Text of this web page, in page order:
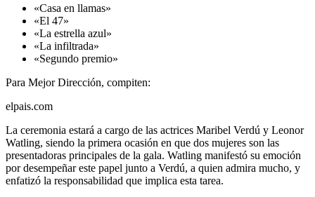
«Casa en llamas»
«El 47»
«La estrella azul»
«La infiltrada»
«Segundo premio»
Para Mejor Dirección, compiten:
elpais.com
La ceremonia estará a cargo de las actrices Maribel Verdú y Leonor
Watling, siendo la primera ocasión en que dos mujeres son las
presentadoras principales de la gala. Watling manifestó su emoción
por desempeñar este papel junto a Verdú, a quien admira mucho, y
enfatizó la responsabilidad que implica esta tarea.